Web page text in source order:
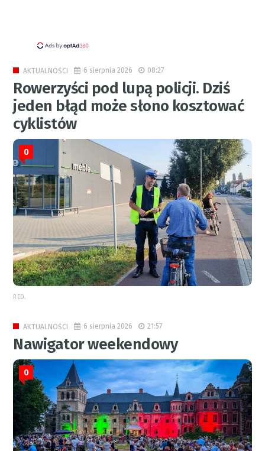
AKTUALNOŚCI 6 sierpnia 2026 08:27
Rowerzyści pod lupą policji. Dziś
jeden błąd może słono kosztować
cyklistów
0
RED.
AKTUALNOŚCI 6 sierpnia 2026 21:57
Nawigator weekendowy
0